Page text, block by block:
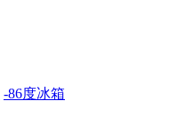
-86度冰箱